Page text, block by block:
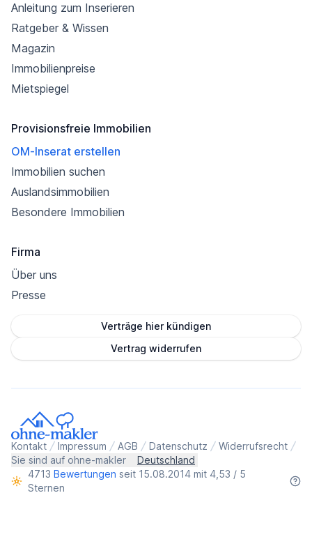
Anleitung zum Inserieren
Ratgeber & Wissen
Magazin
Immobilienpreise
Mietspiegel
Provisionsfreie Immobilien
OM-Inserat erstellen
Immobilien suchen
Auslandsimmobilien
Besondere Immobilien
Firma
Über uns
Presse
Verträge hier kündigen
Vertrag widerrufen
Kontakt Impressum AGB Datenschutz
Widerrufsrecht
Sie sind auf ohne-makler
Deutschland
4713 Bewertungen seit 15.08.2014 mit 4,53 / 5
Sternen